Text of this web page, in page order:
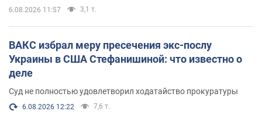
6.08.2026 11:57 3,1 т.
ВАКС избрал меру пресечения экс-послу
Украины в США Стефанишиной: что известно о
деле
Суд не полностью удовлетворил ходатайство прокуратуры
6.08.2026 12:22 7,6 т.